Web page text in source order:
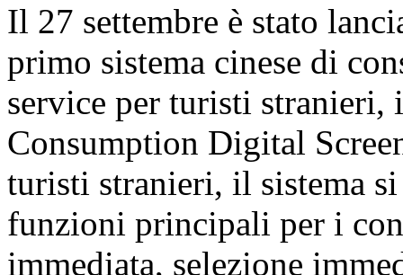
Il 27 settembre è stato
primo sistema cinese di
service per turisti
Consumption Digital
turisti stranieri, il sistema
funzioni principali per i
immediata, selezione